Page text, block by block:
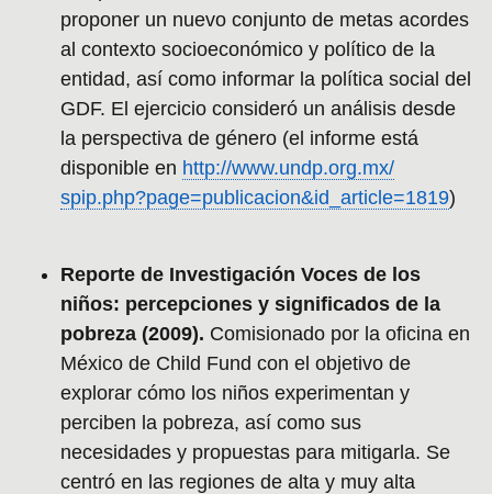
proponer un nuevo conjunto de metas acordes
al contexto socioeconómico y político de la
entidad, así como informar la política social del
GDF. El ejercicio consideró un análisis desde
la perspectiva de género (el informe está
disponible en http://www.undp.org.mx/
spip.php?page=publicacion&id_article=1819)
Reporte de Investigación Voces de los
niños: percepciones y significados de la
pobreza (2009). Comisionado por la oficina en
México de Child Fund con el objetivo de
explorar cómo los niños experimentan y
perciben la pobreza, así como sus
necesidades y propuestas para mitigarla. Se
centró en las regiones de alta y muy alta